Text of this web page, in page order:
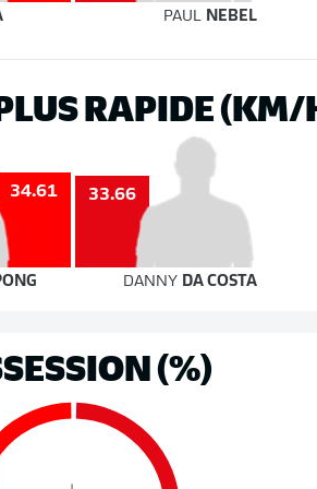
PAUL NEBEL
RAPIDE (KM/
34.61 33.66
DANNY DA COSTA
(%)